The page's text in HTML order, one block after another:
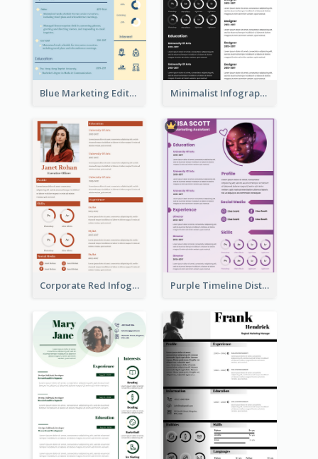
Blue Marketing Editor Resume Minimalist Infographic Resume
Corporate Red Infographic Resume Purple Timeline Distinguished Resume